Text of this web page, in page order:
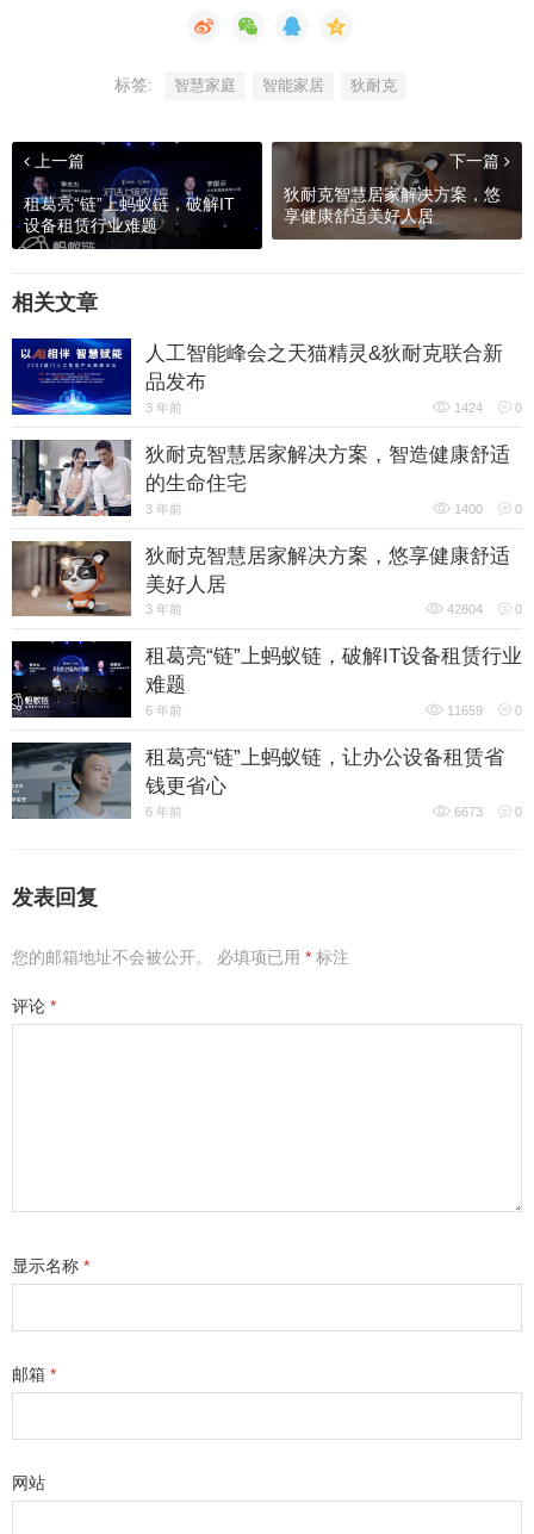
标签: 智慧家庭 智能家居 狄耐克
上一篇
租葛亮“链”上蚂蚁链，破解IT
设备租赁行业难题
下一篇
狄耐克智慧居家解决方案，悠
享健康舒适美好人居
相关文章
人工智能峰会之天猫精灵&狄耐克联合新
品发布
3 年前 1424 0
狄耐克智慧居家解决方案，智造健康舒适
的生命住宅
3 年前 1400 0
狄耐克智慧居家解决方案，悠享健康舒适
美好人居
3 年前 42804 0
租葛亮“链”上蚂蚁链，破解IT设备租赁行业
难题
6 年前 11659 0
租葛亮“链”上蚂蚁链，让办公设备租赁省
钱更省心
6 年前 6673 0
发表回复
您的邮箱地址不会被公开。 必填项已用 * 标注
评论 *
显示名称 *
邮箱 *
网站